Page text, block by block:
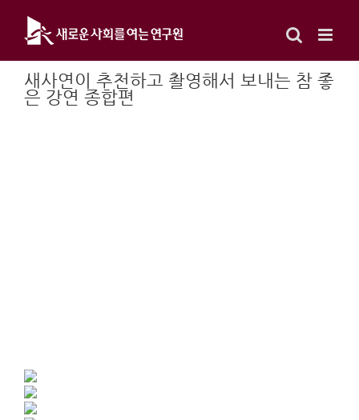
content
새사연이 추천하고 촬영해서 보내는 참 좋
은 강연 종합편